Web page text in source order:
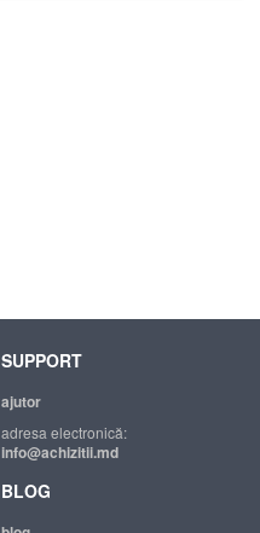
SUPPORT
ajutor
adresa electronică:
info@achizitii.md
BLOG